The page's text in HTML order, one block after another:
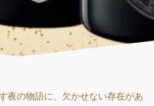
夜の物語に、欠かせない存在があ